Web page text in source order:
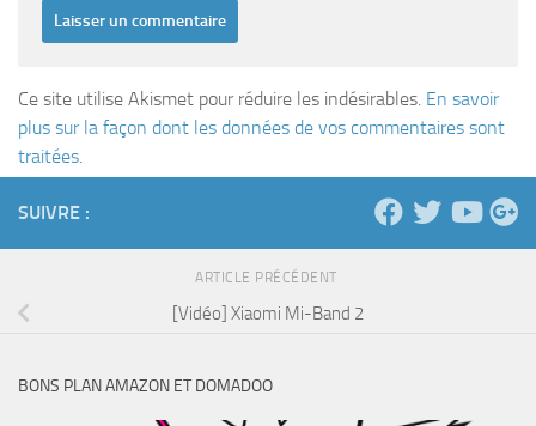
Ce site utilise Akismet pour réduire les indésirables. En savoir
plus sur la façon dont les données de vos commentaires sont
traitées.
SUIVRE :
ARTICLE PRÉCÉDENT
[Vidéo] Xiaomi Mi-Band 2
BONS PLAN AMAZON ET DOMADOO